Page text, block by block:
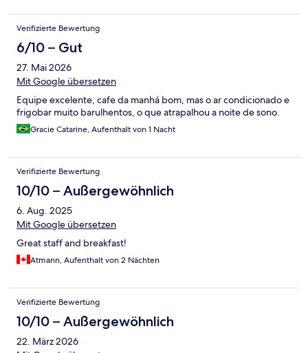
Verifizierte Bewertung
6/10 – Gut
27. Mai 2026
Mit Google übersetzen
Equipe excelente, cafe da manhá bom, mas o ar condicionado e
frigobar muito barulhentos, o que atrapalhou a noite de sono.
Gracie Catarine, Aufenthalt von 1 Nacht
Verifizierte Bewertung
10/10 – Außergewöhnlich
6. Aug. 2025
Mit Google übersetzen
Great staff and breakfast!
Atmann, Aufenthalt von 2 Nächten
Verifizierte Bewertung
10/10 – Außergewöhnlich
22. März 2026